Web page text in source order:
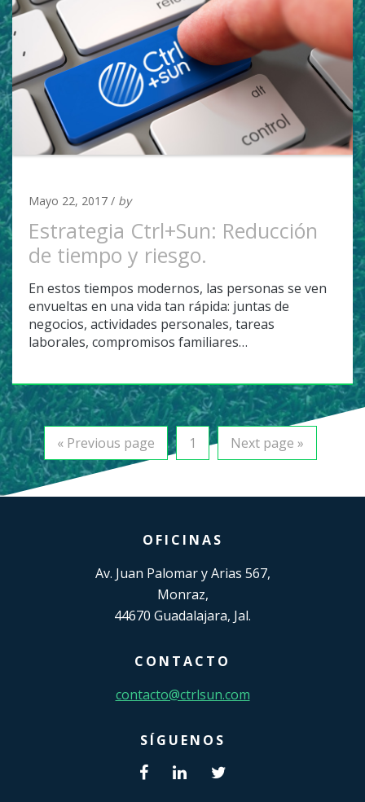
Mayo 22, 2017 / by
Estrategia Ctrl+Sun: Reducción
de tiempo y riesgo.
En estos tiempos modernos, las personas se ven
envueltas en una vida tan rápida: juntas de
negocios, actividades personales, tareas
laborales, compromisos familiares…
« Previous page 1 Next page »
OFICINAS
Av. Juan Palomar y Arias 567,
Monraz,
44670 Guadalajara, Jal.
CONTACTO
contacto@ctrlsun.com
SÍGUENOS